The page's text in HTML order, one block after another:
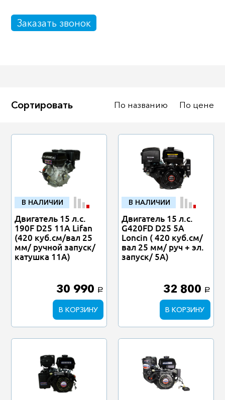
Масла
и оснастка
Заказать звонок
Сортировать По названию По цене
В НАЛИЧИИ
Двигатель 15 л.с.
190F D25 11А Lifan
(420 куб.см/вал 25
мм/ ручной запуск/
катушка 11А)
30 990 a
В КОРЗИНУ
В НАЛИЧИИ
Двигатель 15 л.с.
G420FD D25 5А
Loncin ( 420 куб.см/
вал 25 мм/ руч + эл.
запуск/ 5А)
32 800 a
В КОРЗИНУ